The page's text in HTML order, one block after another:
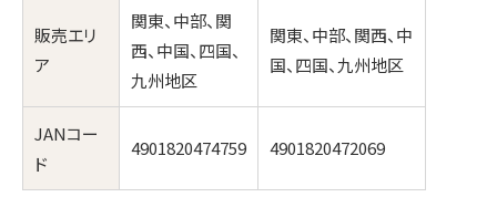
販売エリ
ア
関東、中部、関
西、中国、四国、
九州地区
関東、中部、関西、中
国、四国、九州地区
JANコー
ド
4901820474759 4901820472069